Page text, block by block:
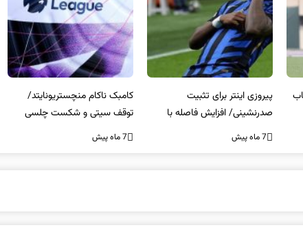
پیروزی اینتر برای تثبیت
صدرنشینی/ افزایش فاصله با
ناپولی
7 ماه پیش
کامبک ناکام منچستریونایتد/
توقف سیتی و شکست چلسی
7 ماه پیش